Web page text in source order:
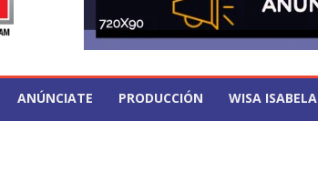
ANÚNCIATE PRODUCCIÓN WISA ISABELA